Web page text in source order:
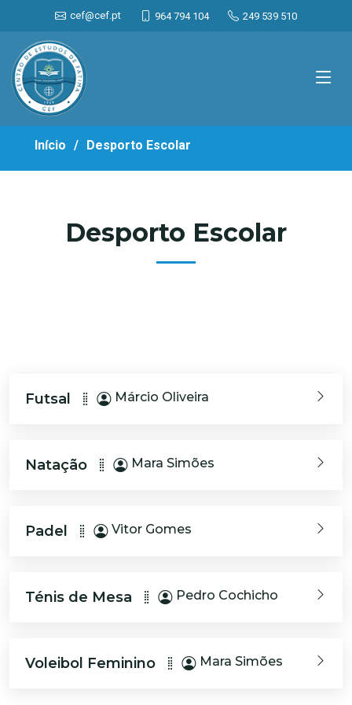
cef@cef.pt 964 794 104 249 539 510
Início Desporto Escolar
Desporto Escolar
Futsal Márcio Oliveira
Natação Mara Simões
Padel Vitor Gomes
Ténis de Mesa Pedro Cochicho
Voleibol Feminino Mara Simões